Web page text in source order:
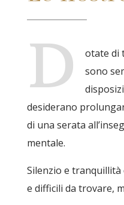
D
otate di
sono
desiderano
di una serata
mentale.
Silenzio e
e difficili da trovare,